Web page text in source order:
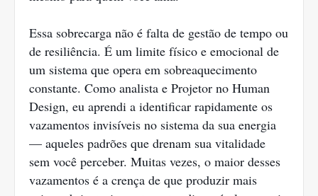
Essa sobrecarga não é falta de gestão de tempo ou
de resiliência. É um limite físico e emocional de
um sistema que opera em sobreaquecimento
constante. Como analista e Projetor no Human
Design, eu aprendi a identificar rapidamente os
vazamentos invisíveis no sistema da sua energia
— aqueles padrões que drenam sua vitalidade
sem você perceber. Muitas vezes, o maior desses
vazamentos é a crença de que produzir mais